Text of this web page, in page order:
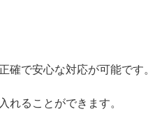
確で安心な対応が可能です。
れることができます。